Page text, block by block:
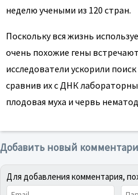
неделю учеными из 120 стран.
Поскольку вся жизнь
очень похожие гены
исследователи ускорили
сравнив их с ДНК
плодовая муха и червь
Добавить новый
Для добавления комментария,